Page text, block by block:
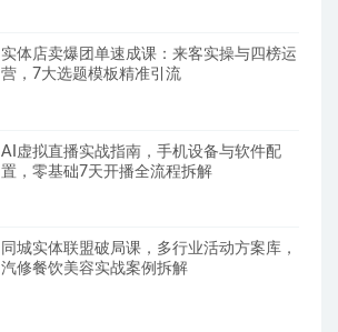
实体店卖爆团单速成课：来客实操与四榜运
营，7大选题模板精准引流
AI虚拟直播实战指南，手机设备与软件配
置，零基础7天开播全流程拆解
同城实体联盟破局课，多行业活动方案库，
汽修餐饮美容实战案例拆解